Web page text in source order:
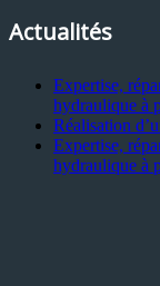
Actualités
Expertise,
hydraulique à
Réalisation
Expertise,
hydraulique à